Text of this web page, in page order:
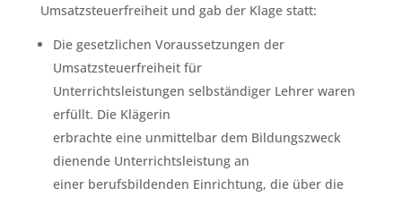
Umsatzsteuerfreiheit und gab der Klage statt:
Die gesetzlichen Voraussetzungen der
Umsatzsteuerfreiheit für
Unterrichtsleistungen selbständiger Lehrer waren
erfüllt. Die Klägerin
erbrachte eine unmittelbar dem Bildungszweck
dienende Unterrichtsleistung an
einer berufsbildenden Einrichtung, die über die